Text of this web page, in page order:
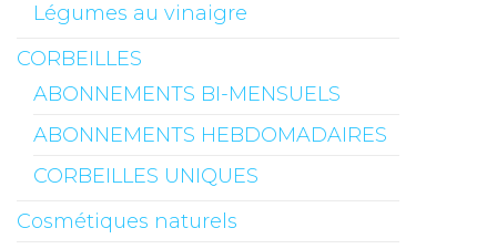
Légumes au vinaigre
CORBEILLES
ABONNEMENTS BI-MENSUELS
ABONNEMENTS HEBDOMADAIRES
CORBEILLES UNIQUES
Cosmétiques naturels